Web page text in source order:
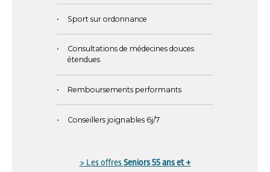
Sport sur ordonnance
Consultations de médecines douces
étendues
Remboursements performants
Conseillers joignables 6j/7
> Les offresSeniors 55 ans et +